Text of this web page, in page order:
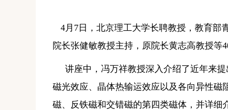
4月7日， 北京理工大学长聘教授 ， 教育部
院长张健敏教授主持，原院长黄志高教授等
讲座中， 冯万祥教授深入介绍了近年来
磁光效应、晶体热输运效应以及各向异性磁
磁、反铁磁和交错磁的第四类磁体 ，并详